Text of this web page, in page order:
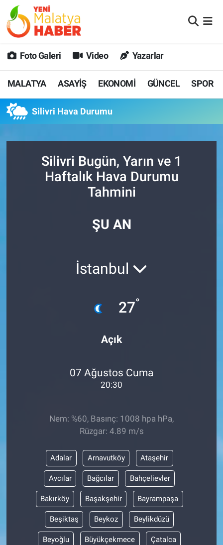
Foto Galeri Video Yazarlar
MALATYA ASAYİŞ EKONOMİ GÜNCEL SPOR
Silivri Hava Durumu
Silivri Bugün, Yarın ve 1
Haftalık Hava Durumu
Tahmini
ŞU AN
İstanbul
27°
Açık
07 Ağustos Cuma
20:30
Nem: %60, Basınç: 1008 hpa hPa,
Rüzgar: 4.89 m/s
Adalar Arnavutköy Ataşehir
Avcılar Bağcılar Bahçelievler
Bakırköy Başakşehir Bayrampaşa
Beşiktaş Beykoz Beylikdüzü
Beyoğlu Büyükçekmece Çatalca
MALATYA
GÜNCEL
SPOR
SAĞLIK
DİĞER
Malatya Nöbetçi Eczaneler
MALATYA Namaz Vakitleri
Malatya Trafik Yoğunluk Haritası
Süper Lig Puan Durumu ve Fikstür
Tüm Manşetler
Son Dakika Haberleri